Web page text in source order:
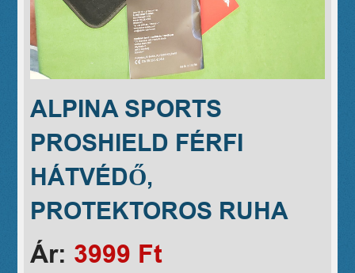
ALPINA SPORTS
PROSHIELD FÉRFI
HÁTVÉDŐ,
PROTEKTOROS RUHA
Ár: 3999 Ft